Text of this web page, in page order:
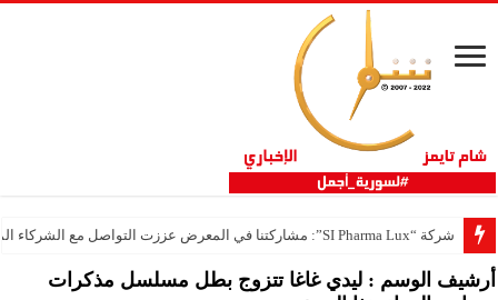
شركة “SI Pharma Lux”: مشاركتنا في المعرض عززت التواصل مع الشركاء المحليين والدوليين
أرشيف الوسم :ليدي غاغا تتزوج بطل مسلسل مذكرات